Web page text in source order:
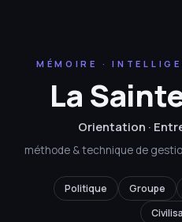
MÉMOIRE ·
La
Orientation ·
méthode & technique de
Politique Groupe